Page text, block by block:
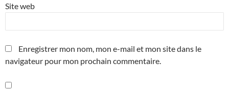
Site web
Enregistrer mon nom, mon e-mail et mon site dans le
navigateur pour mon prochain commentaire.